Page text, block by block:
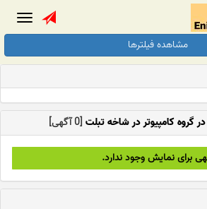
مشاهده فیلترها
گروه کامپیوتر در شاخه تبلت [0 آگهی]
برای نمایش وجود ندارد.